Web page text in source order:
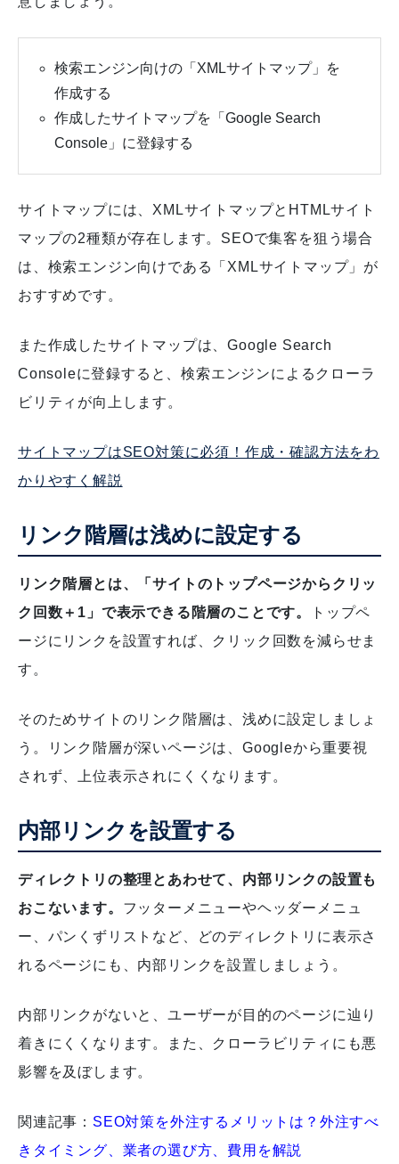
検索エンジン向けの「XMLサイトマップ」を
作成する
作成したサイトマップを「Google Search
Console」に登録する
サイトマップには、XMLサイトマップとHTMLサイト
マップの2種類が存在します。SEOで集客を狙う場合
は、検索エンジン向けである「XMLサイトマップ」が
おすすめです。
また作成したサイトマップは、Google Search
Consoleに登録すると、検索エンジンによるクローラ
ビリティが向上します。
サイトマップはSEO対策に必須！作成・確認方法をわ
かりやすく解説
リンク階層は浅めに設定する
リンク階層とは、「サイトのトップページからクリッ
ク回数＋1」で表示できる階層のことです。
トップペ
ージにリンクを設置すれば、クリック回数を減らせま
す。
そのためサイトのリンク階層は、浅めに設定しましょ
う。リンク階層が深いページは、Googleから重要視
されず、上位表示されにくくなります。
内部リンクを設置する
ディレクトリの整理とあわせて、内部リンクの設置も
おこないます。 フッターメニューやヘッダーメニュ
ー、パンくずリストなど、どのディレクトリに表示さ
れるページにも、内部リンクを設置しましょう。
内部リンクがないと、ユーザーが目的のページに辿り
着きにくくなります。また、クローラビリティにも悪
影響を及ぼします。
関連記事： SEO対策を外注するメリットは？外注すべ
きタイミング、業者の選び方、費用を解説